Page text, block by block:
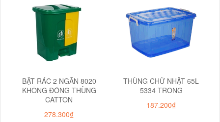
BẬT RÁC 2 NGĂN 8020
KHÔNG ĐÓNG THÙNG
CATTON
278.300₫
THÙNG CHỮ NHẬT 65L
5334 TRONG
187.200₫